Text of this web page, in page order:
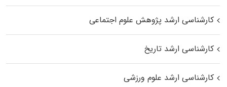
کارشناسی ارشد پژوهش علوم اجتماعی
کارشناسی ارشد تاریخ
کارشناسی ارشد علوم ورزشی